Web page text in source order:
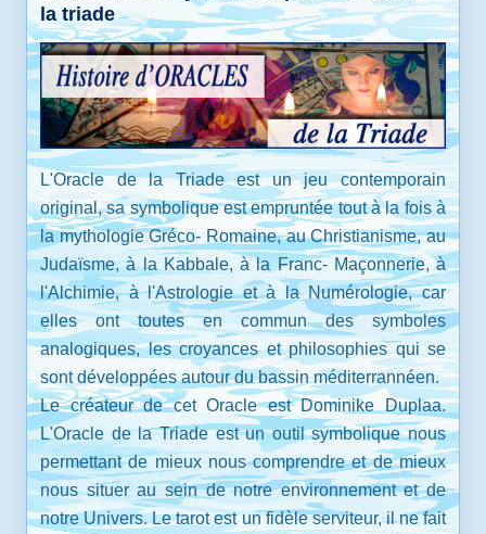
la triade
L'Oracle de la Triade est un jeu contemporain
original, sa symbolique est empruntée tout à la fois à
la mythologie Gréco- Romaine, au Christianisme, au
Judaïsme, à la Kabbale, à la Franc- Maçonnerie, à
l'Alchimie, à l'Astrologie et à la Numérologie, car
elles ont toutes en commun des symboles
analogiques, les croyances et philosophies qui se
sont développées autour du bassin méditerrannéen.
Le créateur de cet Oracle est Dominike Duplaa.
L'Oracle de la Triade est un outil symbolique nous
permettant de mieux nous comprendre et de mieux
nous situer au sein de notre environnement et de
notre Univers. Le tarot est un fidèle serviteur, il ne fait